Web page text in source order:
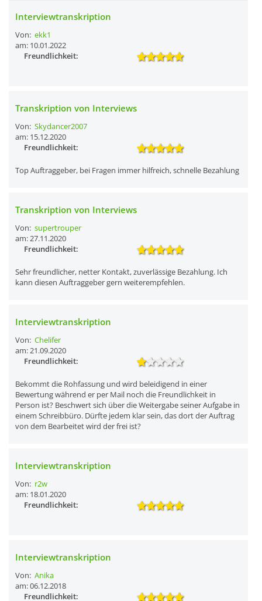
Interviewtranskription
Von: ekk1
am: 10.01.2022
Freundlichkeit:
Transkription von Interviews
Von: Skydancer2007
am: 15.12.2020
Freundlichkeit:
Top Auftraggeber, bei Fragen immer hilfreich, schnelle Bezahlung
Transkription von Interviews
Von: supertrouper
am: 27.11.2020
Freundlichkeit:
Sehr freundlicher, netter Kontakt, zuverlässige Bezahlung. Ich
kann diesen Auftraggeber gern weiterempfehlen.
Interviewtranskription
Von: Chelifer
am: 21.09.2020
Freundlichkeit:
Bekommt die Rohfassung und wird beleidigend in einer
Bewertung während er per Mail noch die Freundlichkeit in
Person ist? Beschwert sich über die Weitergabe seiner Aufgabe in
einem Schreibbüro. Dürfte jedem klar sein, das dort der Auftrag
von dem Bearbeitet wird der frei ist?
Interviewtranskription
Von: r2w
am: 18.01.2020
Freundlichkeit:
Interviewtranskription
Von: Anika
am: 06.12.2018
Freundlichkeit: